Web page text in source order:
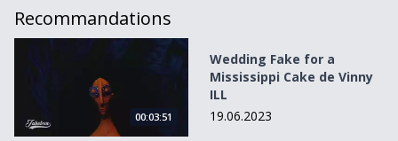
Recommandations
Wedding Fake for a Mississippi Cake de Vinny ILL
00:03:51
Wedding Fake for a
Mississippi Cake de Vinny
ILL
19.06.2023